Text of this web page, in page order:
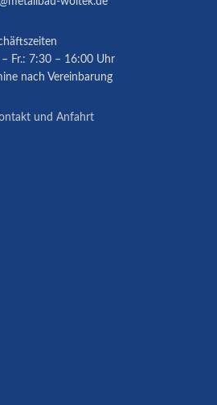
– Fr.: 7:30 – 16:00 Uhr
nach Vereinbarung
und Anfahrt